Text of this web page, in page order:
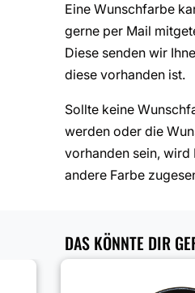
Eine Wunschfarbe
gerne per Mail
Diese senden wir
diese vorhanden ist.
Sollte keine
werden oder die
vorhanden sein, wird
andere Farbe
DAS KÖNNTE DIR